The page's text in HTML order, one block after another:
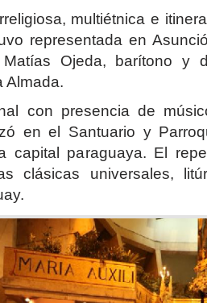
multiétnica e
representada en
Matías Ojeda, barítono y
Almada.
con presencia de
en el Santuario y
capital paraguaya. El
clásicas universales,